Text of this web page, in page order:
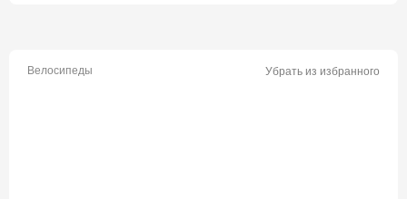
Велосипеды Убрать из избранного